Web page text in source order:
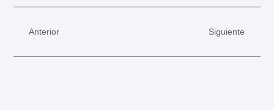
Anterior Siguiente